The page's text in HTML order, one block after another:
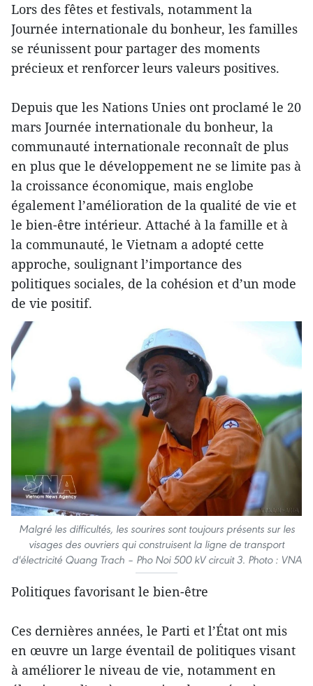
Lors des fêtes et festivals, notamment la
Journée internationale du bonheur, les familles
se réunissent pour partager des moments
précieux et renforcer leurs valeurs positives.
Depuis que les Nations Unies ont proclamé le 20
mars Journée internationale du bonheur, la
communauté internationale reconnaît de plus
en plus que le développement ne se limite pas à
la croissance économique, mais englobe
également l’amélioration de la qualité de vie et
le bien-être intérieur. Attaché à la famille et à
la communauté, le Vietnam a adopté cette
approche, soulignant l’importance des
politiques sociales, de la cohésion et d’un mode
de vie positif.
Malgré les difficultés, les sourires sont toujours présents sur les
visages des ouvriers qui construisent la ligne de transport
d'électricité Quang Trach – Pho Noi 500 kV circuit 3. Photo : VNA
Politiques favorisant le bien-être
Ces dernières années, le Parti et l’État ont mis
en œuvre un large éventail de politiques visant
à améliorer le niveau de vie, notamment en